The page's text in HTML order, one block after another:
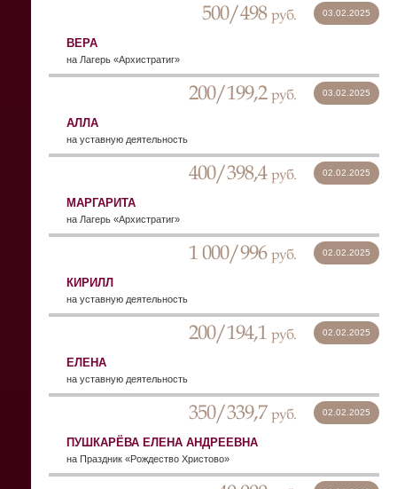
500/498 руб. 03.02.2025
ВЕРА
на Лагерь «Архистратиг»
200/199,2 руб. 03.02.2025
АЛЛА
на уставную деятельность
400/398,4 руб. 02.02.2025
МАРГАРИТА
на Лагерь «Архистратиг»
1 000/996 руб. 02.02.2025
КИРИЛЛ
на уставную деятельность
200/194,1 руб. 02.02.2025
ЕЛЕНА
на уставную деятельность
350/339,7 руб. 02.02.2025
ПУШКАРЁВА ЕЛЕНА АНДРЕЕВНА
на Праздник «Рождество Христово»